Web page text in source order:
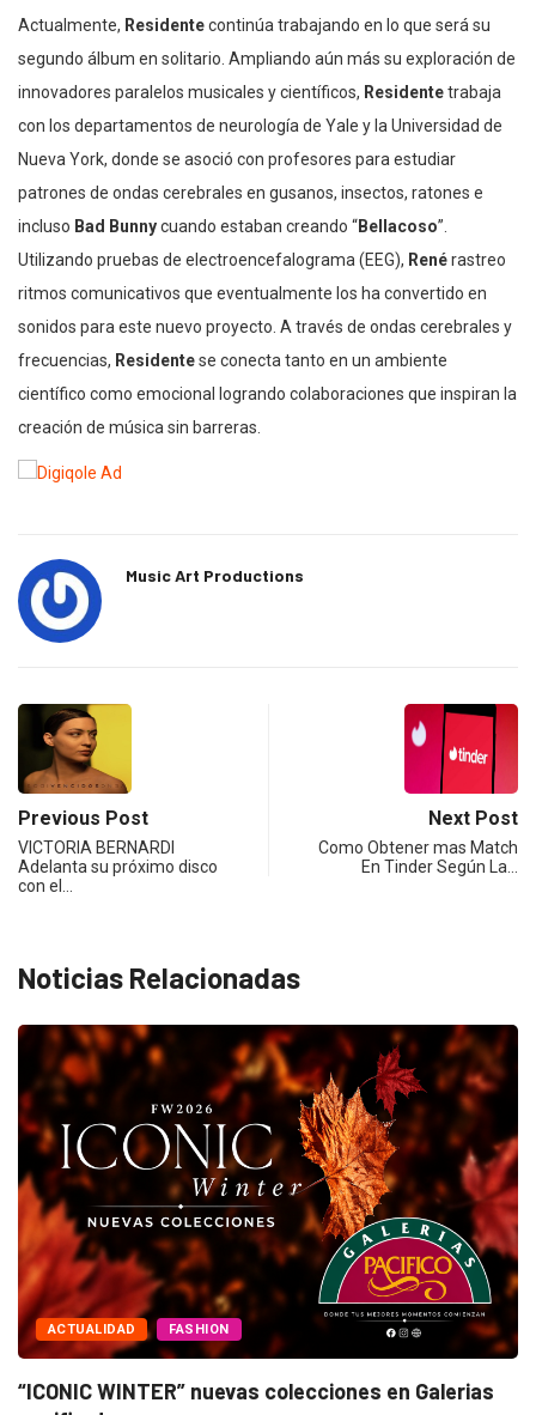
Actualmente, Residentecontinúa trabajando en lo que será su
segundo álbum en solitario. Ampliando aún más su exploración de
innovadores paralelos musicales y científicos, Residentetrabaja
con los departamentos de neurología de Yale y la Universidad de
Nueva York, donde se asoció con profesores para estudiar
patrones de ondas cerebrales en gusanos, insectos, ratones e
incluso Bad Bunnycuando estaban creando “Bellacoso”.
Utilizando pruebas de electroencefalograma (EEG), Renérastreo
ritmos comunicativos que eventualmente los ha convertido en
sonidos para este nuevo proyecto. A través de ondas cerebrales y
frecuencias, Residentese conecta tanto en un ambiente
científico como emocional logrando colaboraciones que inspiran la
creación de música sin barreras.
Music Art Productions
Previous Post
VICTORIA BERNARDI
Adelanta su próximo disco
con el…
Next Post
Como Obtener mas Match
En Tinder Según La…
Noticias Relacionadas
ACTUALIDAD FASHION
“ICONIC WINTER” nuevas colecciones en Galerias